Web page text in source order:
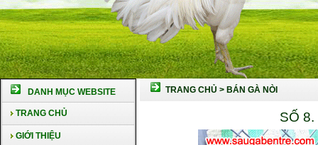
DANH MỤC WEBSITE
TRANG CHỦ
GIỚI THIỆU
TRANG CHỦ > BÁN GÀ NÒI
SỐ